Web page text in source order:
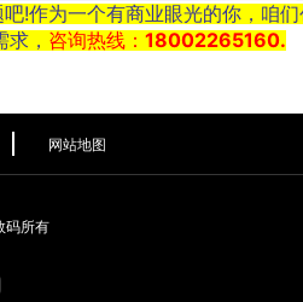
!作为一个有商业眼光的你，咱们
， 咨询热线：18002265160.
网站地图
码所有